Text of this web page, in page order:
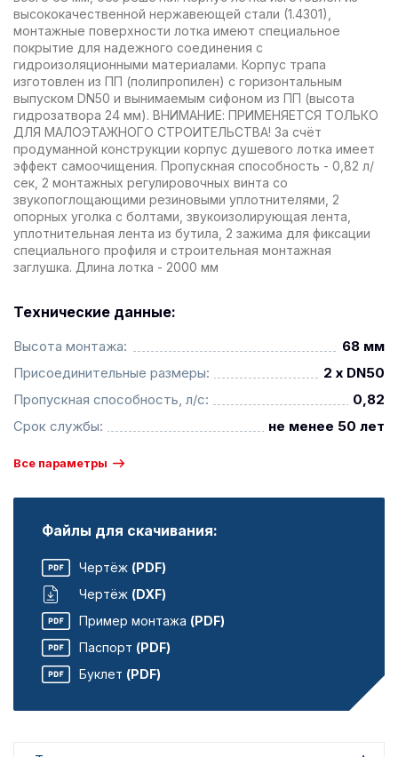
высококачественной нержавеющей стали (1.4301),
монтажные поверхности лотка имеют специальное
покрытие для надежного соединения с
гидроизоляционными материалами. Корпус трапа
изготовлен из ПП (полипропилен) с горизонтальным
выпуском DN50 и вынимаемым сифоном из ПП (высота
гидрозатвора 24 мм). ВНИМАНИЕ: ПРИМЕНЯЕТСЯ ТОЛЬКО
ДЛЯ МАЛОЭТАЖНОГО СТРОИТЕЛЬСТВА! За счёт
продуманной конструкции корпус душевого лотка имеет
эффект самоочищения. Пропускная способность - 0,82 л/
сек, 2 монтажных регулировочных винта со
звукопоглощающими резиновыми уплотнителями, 2
опорных уголка с болтами, звукоизолирующая лента,
уплотнительная лента из бутила, 2 зажима для фиксации
специального профиля и строительная монтажная
заглушка. Длина лотка - 2000 мм
Технические данные:
Высота монтажа:
68 мм
Присоединительные размеры:
2 x DN50
Пропускная способность, л/с:
0,82
Срок службы:
не менее 50 лет
Все параметры
Файлы для скачивания:
Чертёж (PDF)
Чертёж (DXF)
Пример монтажа (PDF)
Паспорт (PDF)
Буклет (PDF)